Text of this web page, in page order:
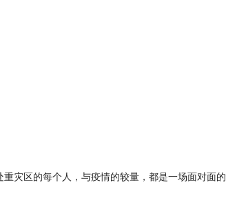
灾区的每个人，与疫情的较量，都是一场面对